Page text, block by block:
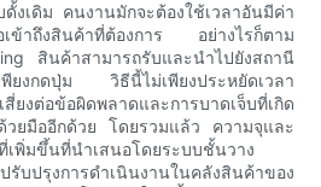
งเดิม คนงานมักจะต้องใช้เวลาอันมีค่า
เข้าถึงสินค้าที่ต้องการ อย่างไรก็ตาม
สินค้าสามารถรับและนำไปยังสถานี
พียงกดปุ่ม วิธีนี้ไม่เพียงประหยัดเวลา
ยงต่อข้อผิดพลาดและการบาดเจ็บที่เกิด
วยมืออีกด้วย โดยรวมแล้ว ความจุและ
เพิ่มขึ้นที่นำเสนอโดยระบบชั้นวาง
บปรุงการดำเนินงานในคลังสินค้าของ